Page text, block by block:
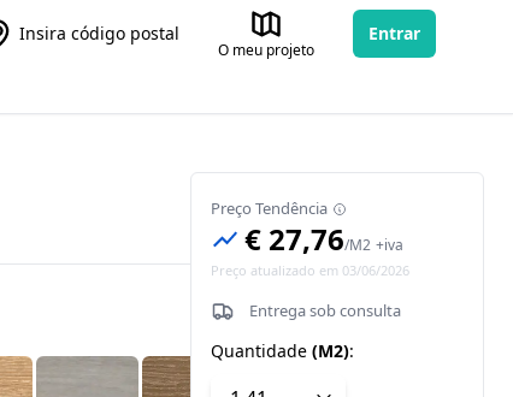
Insira código postal
O meu projeto
Entrar
Preço Tendência
€ 27,76/M2 +iva
Preço atualizado em 03/06/2026
Entrega sob consulta
Quantidade (M2):